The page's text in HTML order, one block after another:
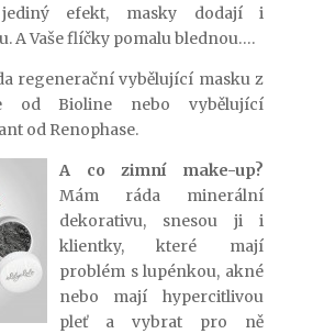
jediný efekt, masky dodají i
A Vaše flíčky pomalu blednou….
regenerační vybělující masku z
od Bioline nebo vybělující
od Renophase.
A co zimní make-up?
Mám ráda minerální
dekorativu, snesou ji i
klientky, které mají
problém s lupénkou, akné
nebo mají hypercitlivou
pleť a vybrat pro ně